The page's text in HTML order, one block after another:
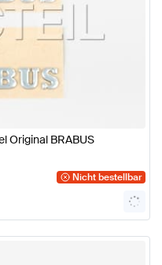
Original BRABUS
Nicht bestellbar